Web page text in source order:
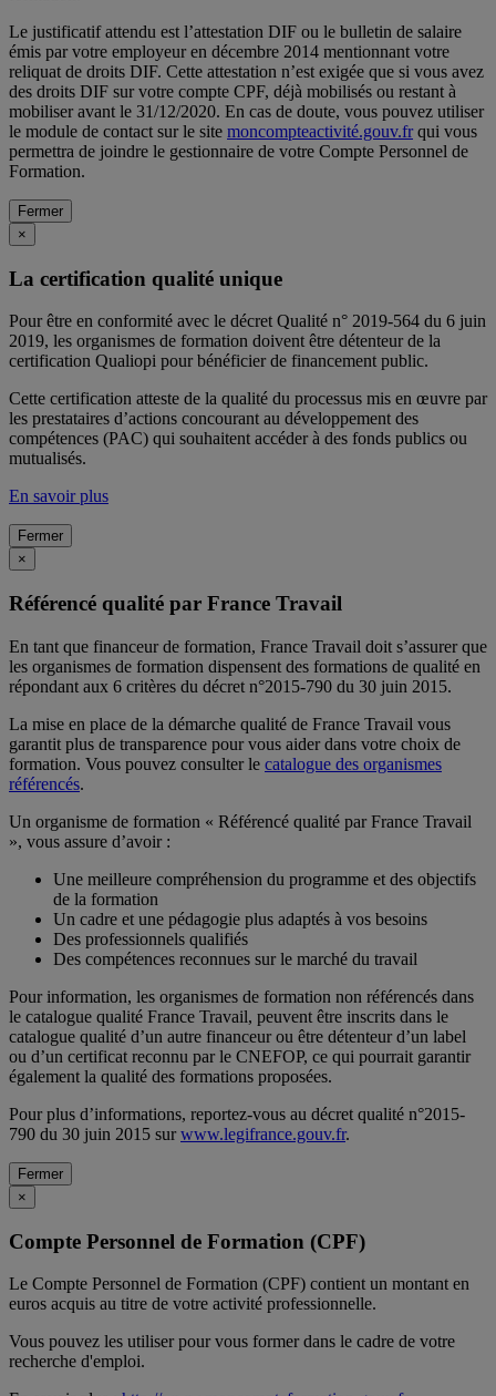
Le justificatif attendu est l’attestation DIF ou le bulletin de salaire
émis par votre employeur en décembre 2014 mentionnant votre
reliquat de droits DIF. Cette attestation n’est exigée que si vous avez
des droits DIF sur votre compte CPF, déjà mobilisés ou restant à
mobiliser avant le 31/12/2020. En cas de doute, vous pouvez utiliser
le module de contact sur le site moncompteactivité.gouv.frqui vous
permettra de joindre le gestionnaire de votre Compte Personnel de
Formation.
Fermer
×
La certification qualité unique
Pour être en conformité avec le décret Qualité n° 2019-564 du 6 juin
2019, les organismes de formation doivent être détenteur de la
certification Qualiopi pour bénéficier de financement public.
Cette certification atteste de la qualité du processus mis en œuvre par
les prestataires d’actions concourant au développement des
compétences (PAC) qui souhaitent accéder à des fonds publics ou
mutualisés.
En savoir plus
Fermer
×
Référencé qualité par France Travail
En tant que financeur de formation, France Travail doit s’assurer que
les organismes de formation dispensent des formations de qualité en
répondant aux 6 critères du décret n°2015-790 du 30 juin 2015.
La mise en place de la démarche qualité de France Travail vous
garantit plus de transparence pour vous aider dans votre choix de
formation. Vous pouvez consulter le catalogue des organismes
référencés.
Un organisme de formation « Référencé qualité par France Travail
», vous assure d’avoir :
Une meilleure compréhension du programme et des objectifs
de la formation
Un cadre et une pédagogie plus adaptés à vos besoins
Des professionnels qualifiés
Des compétences reconnues sur le marché du travail
Pour information, les organismes de formation non référencés dans
le catalogue qualité France Travail, peuvent être inscrits dans le
catalogue qualité d’un autre financeur ou être détenteur d’un label
ou d’un certificat reconnu par le CNEFOP, ce qui pourrait garantir
également la qualité des formations proposées.
Pour plus d’informations, reportez-vous au décret qualité n°2015-
790 du 30 juin 2015 surwww.legifrance.gouv.fr.
Fermer
×
Compte Personnel de Formation (CPF)
Le Compte Personnel de Formation (CPF) contient un montant en
euros acquis au titre de votre activité professionnelle.
Vous pouvez les utiliser pour vous former dans le cadre de votre
recherche d'emploi.